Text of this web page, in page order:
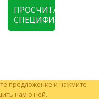
ПРОСЧИТАТЬ
СПЕЦИФИКАЦИЮ
предложение и нажмите
нам о ней.